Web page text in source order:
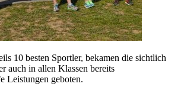
10 besten Sportler, bekamen die sichtlich
auch in allen Klassen bereits
Leistungen geboten.